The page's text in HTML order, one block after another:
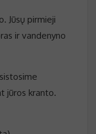
Jūsų pirmieji
ir vandenyno
jūros kranto.